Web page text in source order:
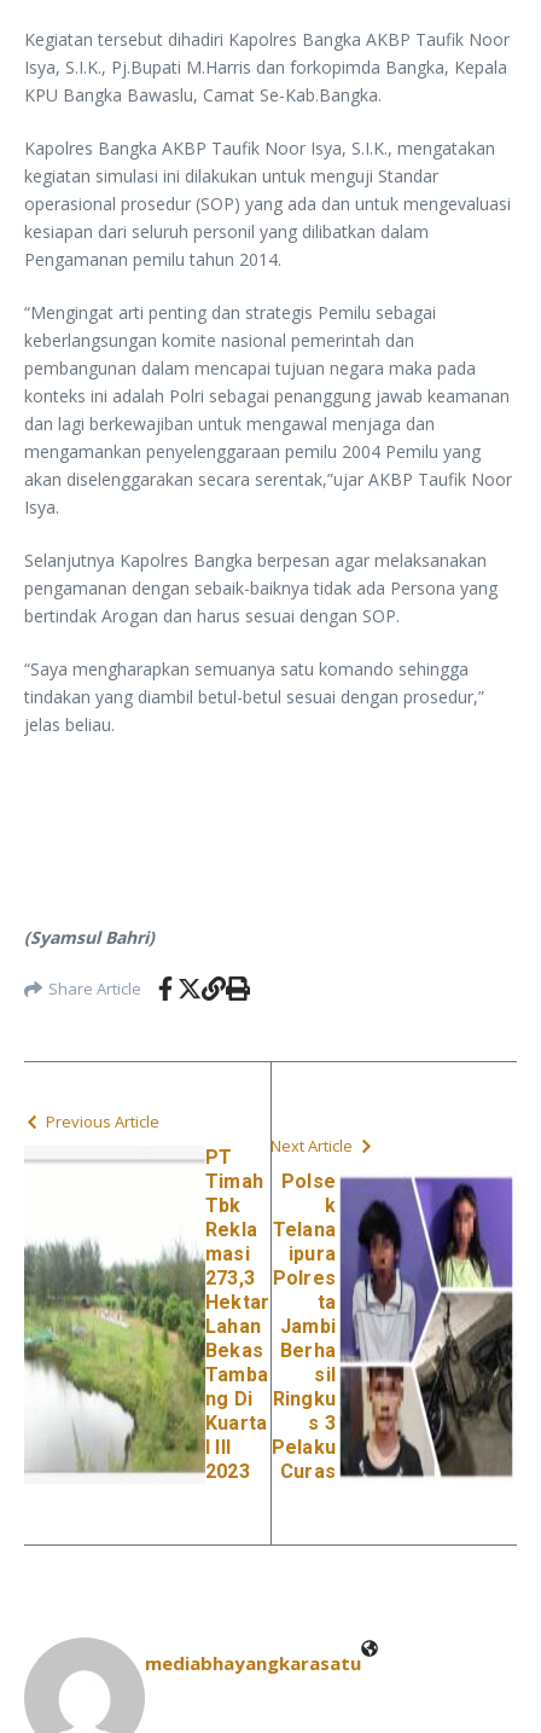
Kegiatan tersebut dihadiri Kapolres Bangka AKBP Taufik Noor
Isya, S.I.K., Pj.Bupati M.Harris dan forkopimda Bangka, Kepala
KPU Bangka Bawaslu, Camat Se-Kab.Bangka.
Kapolres Bangka AKBP Taufik Noor Isya, S.I.K., mengatakan
kegiatan simulasi ini dilakukan untuk menguji Standar
operasional prosedur (SOP) yang ada dan untuk mengevaluasi
kesiapan dari seluruh personil yang dilibatkan dalam
Pengamanan pemilu tahun 2014.
“Mengingat arti penting dan strategis Pemilu sebagai
keberlangsungan komite nasional pemerintah dan
pembangunan dalam mencapai tujuan negara maka pada
konteks ini adalah Polri sebagai penanggung jawab keamanan
dan lagi berkewajiban untuk mengawal menjaga dan
mengamankan penyelenggaraan pemilu 2004 Pemilu yang
akan diselenggarakan secara serentak,”ujar AKBP Taufik Noor
Isya.
Selanjutnya Kapolres Bangka berpesan agar melaksanakan
pengamanan dengan sebaik-baiknya tidak ada Persona yang
bertindak Arogan dan harus sesuai dengan SOP.
“Saya mengharapkan semuanya satu komando sehingga
tindakan yang diambil betul-betul sesuai dengan prosedur,”
jelas beliau.
(Syamsul Bahri)
Share Article
Previous Article
PT
Timah
Tbk
Rekla
masi
273,3
Hektar
Lahan
Bekas
Tamba
ng Di
Kuarta
l III
2023
Next Article
Polse
k
Telana
ipura
Polres
ta
Jambi
Berha
sil
Ringku
s 3
Pelaku
Curas
mediabhayangkarasatu